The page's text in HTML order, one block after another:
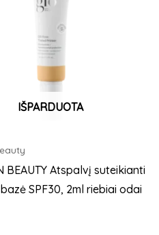
IŠPARDUOTA
BEAUTY Atspalvį suteikianti
SPF30, 2ml riebiai odai
multiple
variants.
The
options
may
be
the
product